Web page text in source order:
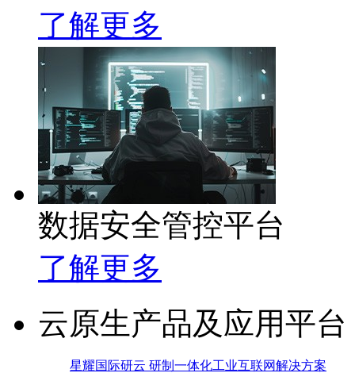
了解更多
数据安全管控平台
了解更多
云原生产品及应用平台
星耀国际研云 研制一体化工业互联网解决方案